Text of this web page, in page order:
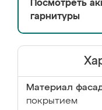
Посмотреть
гарнитуры
Материал
покрытием